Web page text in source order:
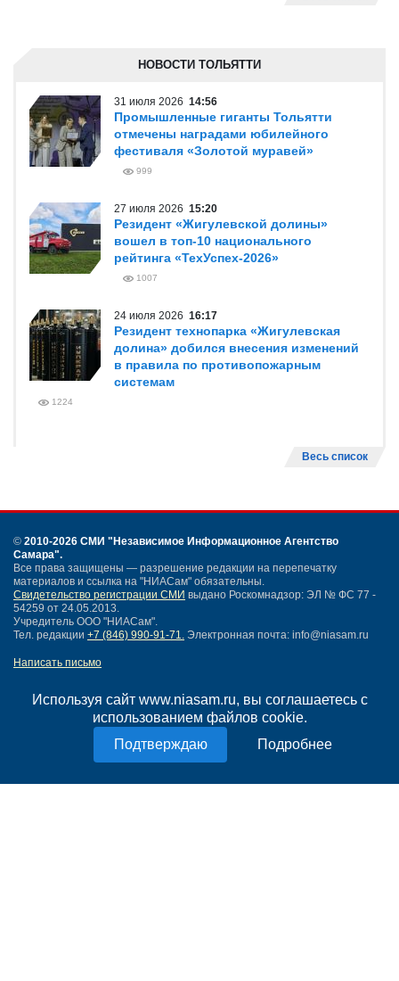
Используя сайт www.niasam.ru, вы соглашаетесь с
использованием файлов cookie.
Подробнее
НОВОСТИ ТОЛЬЯТТИ
31 июля 2026 14:56
Промышленные гиганты Тольятти
отмечены наградами юбилейного
фестиваля «Золотой муравей»
999
27 июля 2026 15:20
Резидент «Жигулевской долины»
вошел в топ-10 национального
рейтинга «ТехУспех-2026»
1007
24 июля 2026 16:17
Резидент технопарка «Жигулевская
долина» добился внесения изменений
в правила по противопожарным
системам
1224
Весь список
© 2010-2026 СМИ "Независимое Информационное Агентство
Самара".
Все права защищены — разрешение редакции на перепечатку
материалов и ссылка на "НИАСам" обязательны.
Свидетельство регистрации СМИ выдано Роскомнадзор: ЭЛ № ФС 77 -
54259 от 24.05.2013.
Учредитель ООО "НИАСам".
Тел. редакции +7 (846) 990-91-71. Электронная почта: info@niasam.ru
Написать письмо
Нашли ошибку?
Политика конфиденциальности